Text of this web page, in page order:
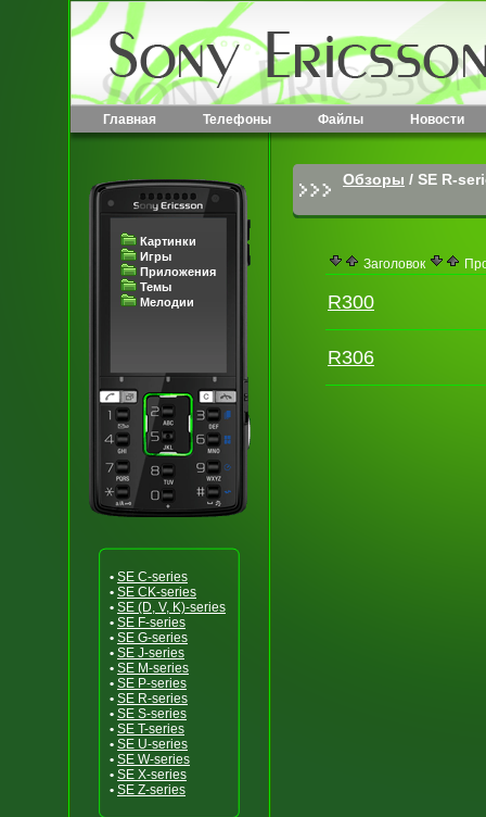
Главная Телефоны Файлы Новости
Картинки
Игры
Приложения
Темы
Мелодии
• SE C-series
• SE CK-series
• SE (D, V, K)-series
• SE F-series
• SE G-series
• SE J-series
• SE M-series
• SE P-series
• SE R-series
• SE S-series
• SE T-series
• SE U-series
• SE W-series
• SE X-series
• SE Z-series
Обзоры / SE R-
Заголовок
R300
R306